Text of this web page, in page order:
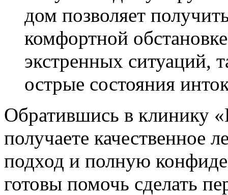
дом позволяет
комфортной
экстренных ситуаций,
острые состояния
Обратившись в клинику
получаете качественное
подход и полную
готовы помочь сделать